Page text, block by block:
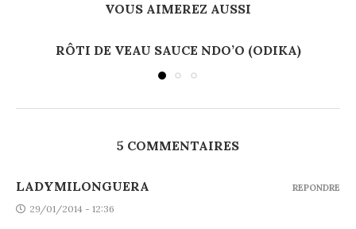
VOUS AIMEREZ AUSSI
RÔTI DE VEAU SAUCE NDO’O (ODIKA)
5 COMMENTAIRES
LADYMILONGUERA
29/01/2014 - 12:36
REPONDRE